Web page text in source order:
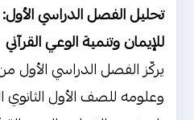
تحليل الفصل الدراسي
للإيمان وتنمية الوعي القرآني
يركّز الفصل الدراسي الأول
وعلومه للصف الأول الثانوي